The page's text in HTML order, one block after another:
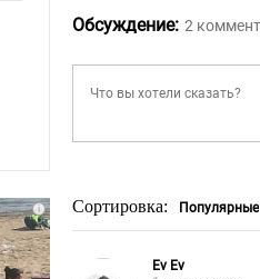
Обсуждение: 2
Сортировка:
Ev Ev